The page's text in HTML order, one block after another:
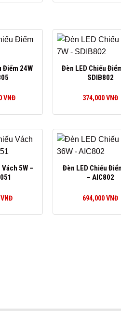
Điểm 24W
VNĐ
Đèn LED Chiếu
SDIB802
374,000VNĐ
5W –
VNĐ
Đèn LED Chiếu
– AIC802
694,000VNĐ